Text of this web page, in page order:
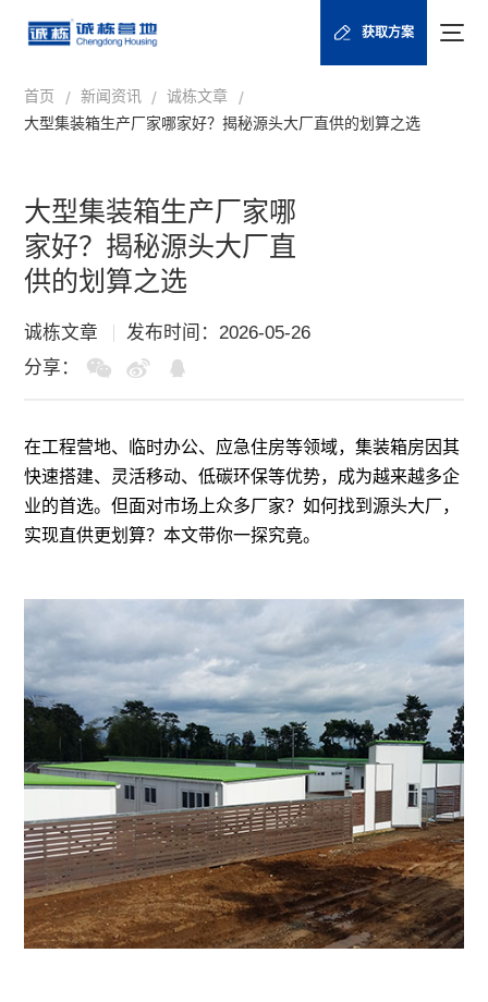
获取方案
首页 / 新闻资讯 / 诚栋文章 /
大型集装箱生产厂家哪家好？揭秘源头大厂直供的划算之选
大型集装箱生产厂家哪
家好？揭秘源头大厂直
供的划算之选
诚栋文章
发布时间：2026-05-26
分享：
在工程营地、临时办公、应急住房等领域，集装箱房因其
快速搭建、灵活移动、低碳环保等优势，成为越来越多企
业的首选。但面对市场上众多厂家？如何找到源头大厂，
实现直供更划算？本文带你一探究竟。